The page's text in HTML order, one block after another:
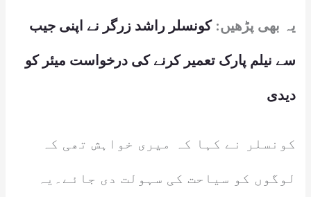
یہ بھی پڑھیں:کونسلر راشد زرگر نے اپنی جیب
سے نیلم پارک تعمیر کرنے کی درخواست میئر کو
دیدی
کونسلر نے کہا کہ میری خواہش تھی کہ
لوگوں کو سیاحت کی سہولت دی جائے۔یہ